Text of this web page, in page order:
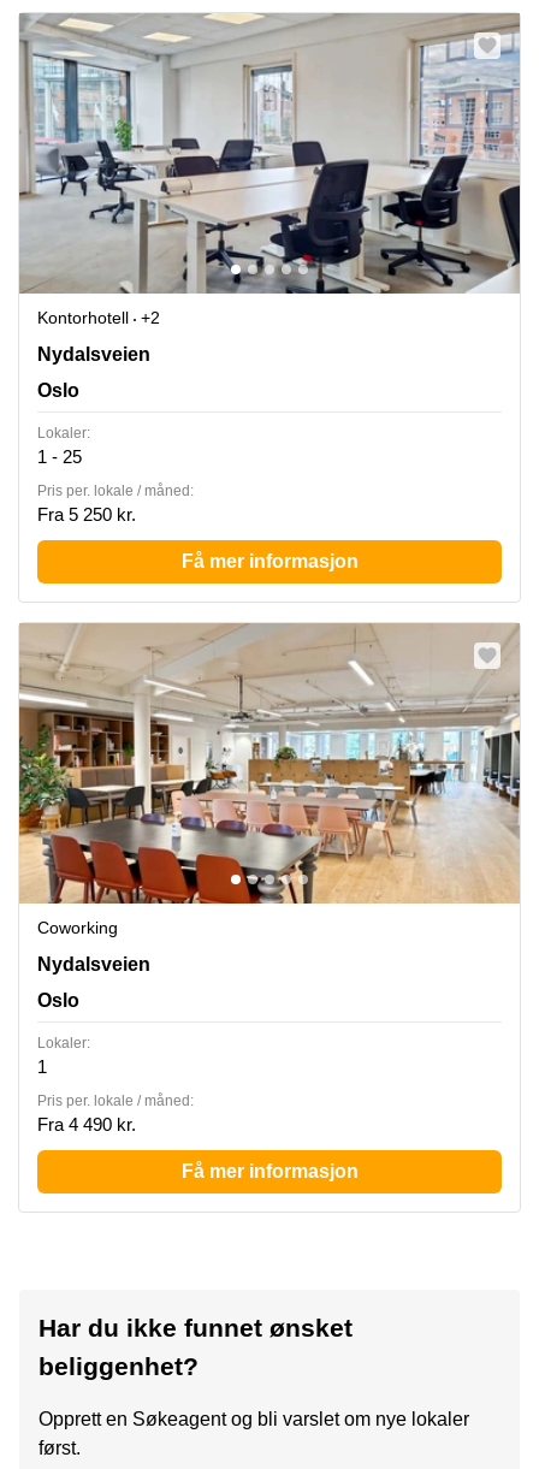
Kontorhotell
+2
Nydalsveien 33,3rd and 4th floor, Oslo
Nydalsveien
Oslo
Lokaler:
1 - 25
Pris per. lokale / måned:
Fra 5 250 kr.
Få mer informasjon
Coworking
Nydalsveien 33,3rd and 4th floor, Oslo
Nydalsveien
Oslo
Lokaler:
1
Pris per. lokale / måned:
Fra 4 490 kr.
Få mer informasjon
Har du ikke funnet ønsket
beliggenhet?
Opprett en Søkeagent og bli varslet om nye lokaler
først.